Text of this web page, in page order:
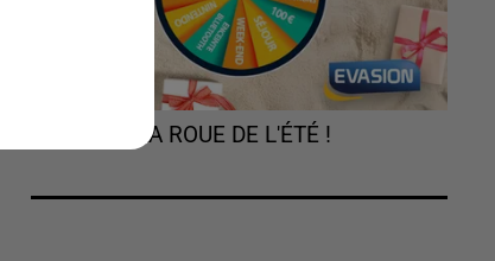
TOURNEZ LA ROUE DE L'ÉTÉ !